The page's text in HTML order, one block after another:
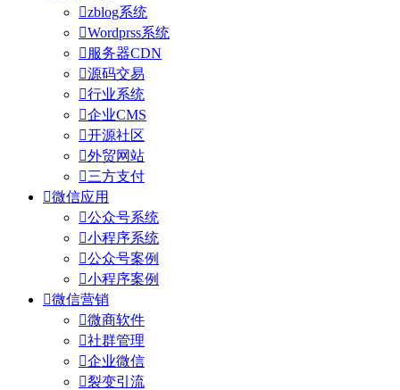
zblog系统
Wordprss系统
 服务器CDN
源码交易
行业系统
企业CMS
开源社区
外贸网站
三方支付
微信应用
公众号系统
小程序系统
公众号案例
小程序案例
微信营销
微商软件
社群管理
企业微信
裂变引流